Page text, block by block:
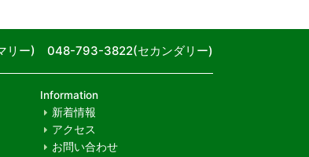
リー) 048-793-3822(セカンダリー)
Information
新着情報
アクセス
お問い合わせ